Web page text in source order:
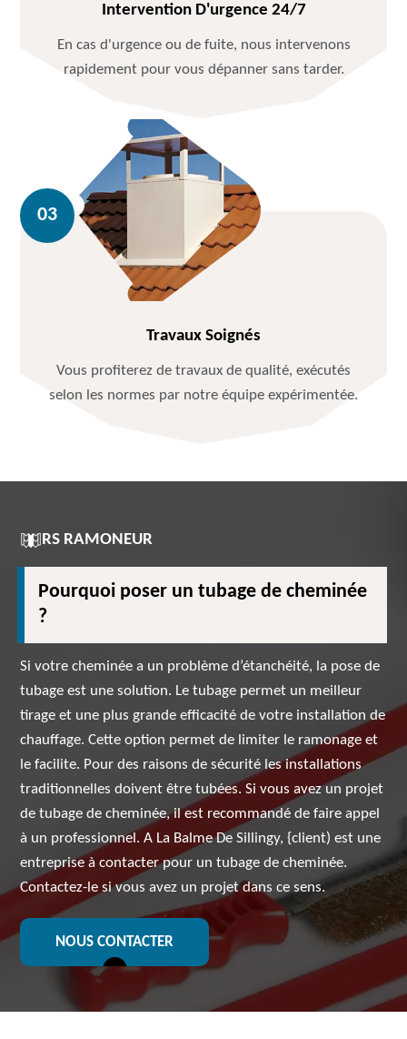
Intervention D'urgence 24/7
En cas d'urgence ou de fuite, nous intervenons
rapidement pour vous dépanner sans tarder.
Travaux Soignés
Vous profiterez de travaux de qualité, exécutés
selon les normes par notre équipe expérimentée.
RS RAMONEUR
Pourquoi poser un tubage de cheminée
?
Si votre cheminée a un problème d’étanchéité, la pose de
tubage est une solution. Le tubage permet un meilleur
tirage et une plus grande efficacité de votre installation de
chauffage. Cette option permet de limiter le ramonage et
le facilite. Pour des raisons de sécurité les installations
traditionnelles doivent être tubées. Si vous avez un projet
de tubage de cheminée, il est recommandé de faire appel
à un professionnel. A La Balme De Sillingy, {client) est une
entreprise à contacter pour un tubage de cheminée.
Contactez-le si vous avez un projet dans ce sens.
NOUS CONTACTER